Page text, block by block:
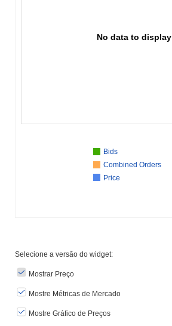
No data to display
Bids
Combined Orders
Price
Selecione a versão do widget:
Mostrar Preço
Mostre Métricas de Mercado
Mostre Gráfico de Preços